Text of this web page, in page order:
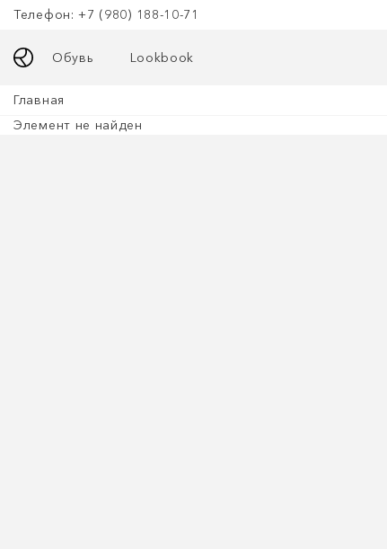
Телефон: +7 (980) 188-10-71
Обувь Lookbook
Главная
Элемент не найден